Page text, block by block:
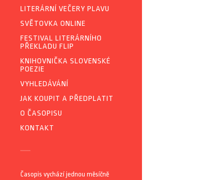
LITERÁRNÍ VEČERY PLAVU
SVĚTOVKA ONLINE
FESTIVAL LITERÁRNÍHO
PŘEKLADU FLIP
KNIHOVNIČKA SLOVENSKÉ
POEZIE
VYHLEDÁVÁNÍ
JAK KOUPIT A PŘEDPLATIT
O ČASOPISU
KONTAKT
Časopis vychází jednou měsíčně